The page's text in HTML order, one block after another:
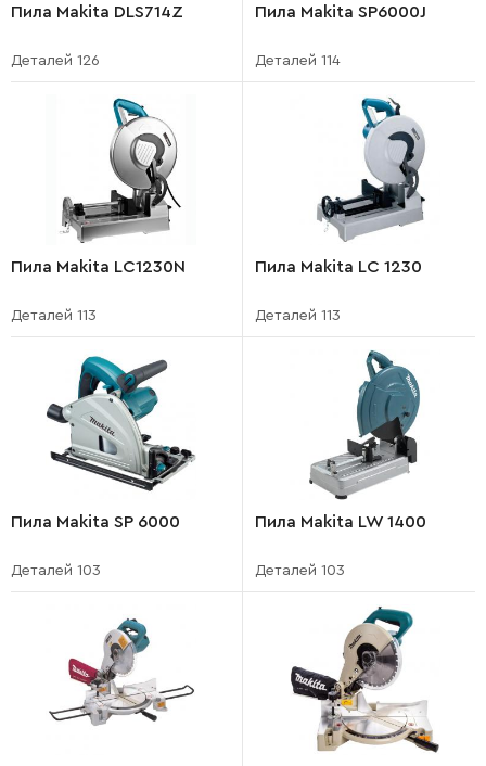
Пила Makita DLS714Z
Деталей 126
Пила Makita SP6000J
Деталей 114
Пила Makita LC1230N
Деталей 113
Пила Makita LC 1230
Деталей 113
Пила Makita SP 6000
Деталей 103
Пила Makita LW 1400
Деталей 103